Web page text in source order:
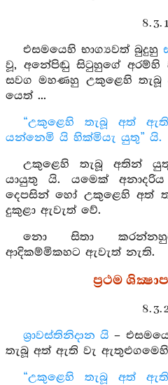
8. 3.
එසමයෙහි භාග්‍යවත් බුදුහු
වූ, අනේපිඬු සිටුහුගේ අරම්හි
සවග මහණහු උකුළෙහි
යෙත් ...
“උකුළෙහි තැබූ අත්
යන්නෙමි යි හික්මියැ යුතු” යි.
උකුළෙහි තැබූ අතින්
යායුතු යි. යමෙක්
දෙපසින් හෝ උකුළෙහි අත්
දුකුළා ඇවැත් වේ.
නො සිතා
ආදිකම්මිකහට ඇවැත් නැති.
ප්‍රථම
8. 3.
ශ්‍රාවස්තිනිදාන යි –
තැබූ අත් ඇති වැ ඇතුළුගමෙහි
“උකුළෙහි තැබූ අත්